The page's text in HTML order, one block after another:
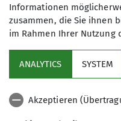
Sektion
Gruppen im Fokus
Informationen
zusammen, die Sie ihnen
im Rahmen Ihrer Nutzung
ANALYTICS SYSTEM
Akzeptieren